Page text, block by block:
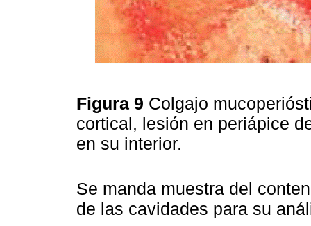
Figura 9 Colgajo
cortical, lesión en periápice
en su interior.
Se manda muestra del
de las cavidades para su